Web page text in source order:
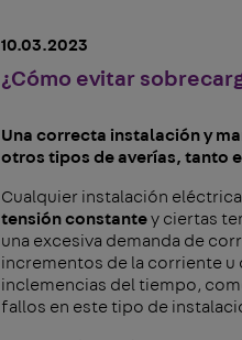
10.03.2023
¿Cómo evitar
Una correcta instalación y
otros tipos de averías, tanto
Cualquier instalación
tensión constantey ciertas
una excesiva demanda de
incrementos de la corriente u
inclemencias del tiempo,
fallos en este tipo de